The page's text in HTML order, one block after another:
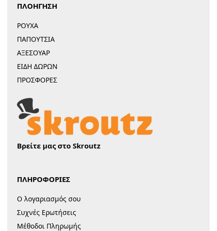
ΠΛΟΗΓΗΣΗ
ΡΟΥΧΑ
ΠΑΠΟΥΤΣΙΑ
ΑΞΕΣΟΥΑΡ
ΕΙΔΗ ΔΩΡΩΝ
ΠΡΟΣΦΟΡΕΣ
Βρείτε μας στο Skroutz
ΠΛΗΡΟΦΟΡΙΕΣ
Ο λογαριασμός σου
Συχνές Ερωτήσεις
Μέθοδοι Πληρωμής